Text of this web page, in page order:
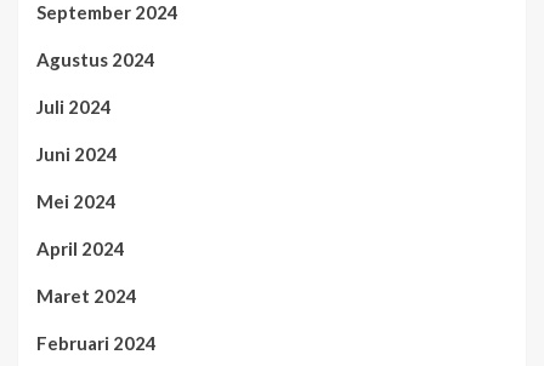
September 2024
Agustus 2024
Juli 2024
Juni 2024
Mei 2024
April 2024
Maret 2024
Februari 2024